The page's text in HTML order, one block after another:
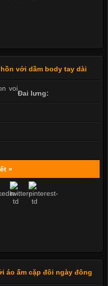
với dầm body tay dài
Đai lưng:
»
áo ấm cặp đôi ngày đông